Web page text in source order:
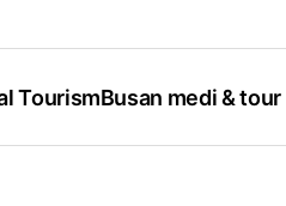
TourismBusan medi &